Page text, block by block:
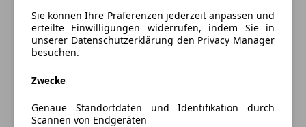
Sie können Ihre Präferenzen jederzeit anpassen und
erteilte Einwilligungen widerrufen, indem Sie in
unserer Datenschutzerklärung den Privacy Manager
besuchen.
Zwecke
Genaue Standortdaten und Identifikation durch
Scannen von Endgeräten